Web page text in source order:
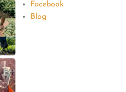
Facebook
Blog